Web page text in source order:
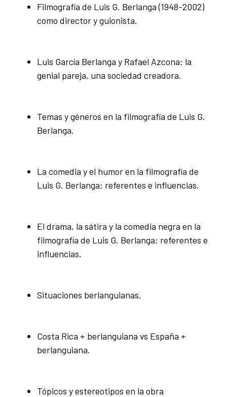
Filmografía de Luis G. Berlanga (1948-2002)
como director y guionista.
Luis García Berlanga y Rafael Azcona: la
genial pareja, una sociedad creadora.
Temas y géneros en la filmografía de Luis G.
Berlanga.
La comedia y el humor en la filmografía de
Luis G. Berlanga: referentes e influencias.
El drama, la sátira y la comedia negra en la
filmografía de Luis G. Berlanga: referentes e
influencias.
Situaciones berlanguianas.
Costa Rica + berlanguiana vs España +
berlanguiana.
Tópicos y estereotipos en la obra